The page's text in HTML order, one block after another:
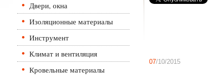
Двери, окна
Изоляционные материалы
Инструмент
Климат и вентиляция
Кровельные материалы
07/10/2015